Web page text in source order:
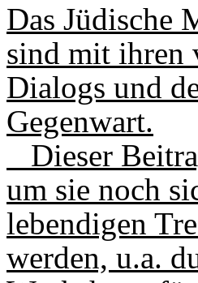
Das Jüdische
sind mit ihren
Dialogs und
Gegenwart.
Dieser
um sie noch
lebendigen
werden, u.a.